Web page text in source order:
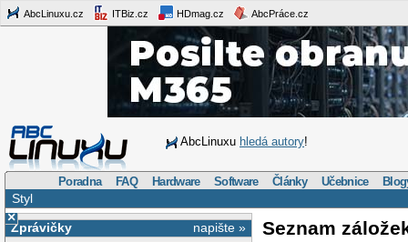
AbcLinuxu.cz ITBiz.cz HDmag.cz AbcPráce.cz
AbcLinuxu hledá autory!
Poradna FAQ Hardware Software Články Učebnice
Styl
×
napište »
Zprávičky
Seznam